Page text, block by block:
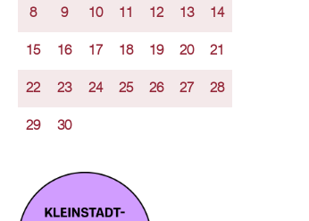
8 9 10 11 12 13 14
15 16 17 18 19 20 21
22 23 24 25 26 27 28
29 30